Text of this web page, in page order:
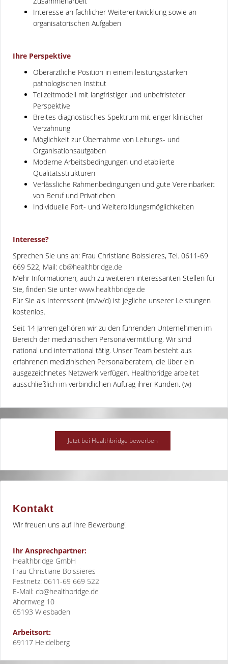
Interesse an fachlicher Weiterentwicklung sowie an
organisatorischen Aufgaben
Ihre Perspektive
Oberärztliche Position in einem leistungsstarken
pathologischen Institut
Teilzeitmodell mit langfristiger und unbefristeter
Perspektive
Breites diagnostisches Spektrum mit enger klinischer
Verzahnung
Möglichkeit zur Übernahme von Leitungs- und
Organisationsaufgaben
Moderne Arbeitsbedingungen und etablierte
Qualitätsstrukturen
Verlässliche Rahmenbedingungen und gute Vereinbarkeit
von Beruf und Privatleben
Individuelle Fort- und Weiterbildungsmöglichkeiten
Interesse?
Sprechen Sie uns an: Frau Christiane Boissieres, Tel. 0611-69
669 522, Mail: cb@healthbridge.de
Mehr Informationen, auch zu weiteren interessanten Stellen für
Sie, finden Sie unter www.healthbridge.de
Für Sie als Interessent (m/w/d) ist jegliche unserer Leistungen
kostenlos.
Seit 14 Jahren gehören wir zu den führenden Unternehmen im
Bereich der medizinischen Personalvermittlung. Wir sind
national und international tätig. Unser Team besteht aus
erfahrenen medizinischen Personalberatern, die über ein
ausgezeichnetes Netzwerk verfügen. Healthbridge arbeitet
ausschließlich im verbindlichen Auftrag ihrer Kunden. (w)
Kontakt
Wir freuen uns auf Ihre Bewerbung!
Ihr Ansprechpartner:
Healthbridge GmbH
Frau Christiane Boissieres
Festnetz: 0611-69 669 522
E-Mail: cb@healthbridge.de
Ahornweg 10
65193 Wiesbaden
Arbeitsort:
69117 Heidelberg